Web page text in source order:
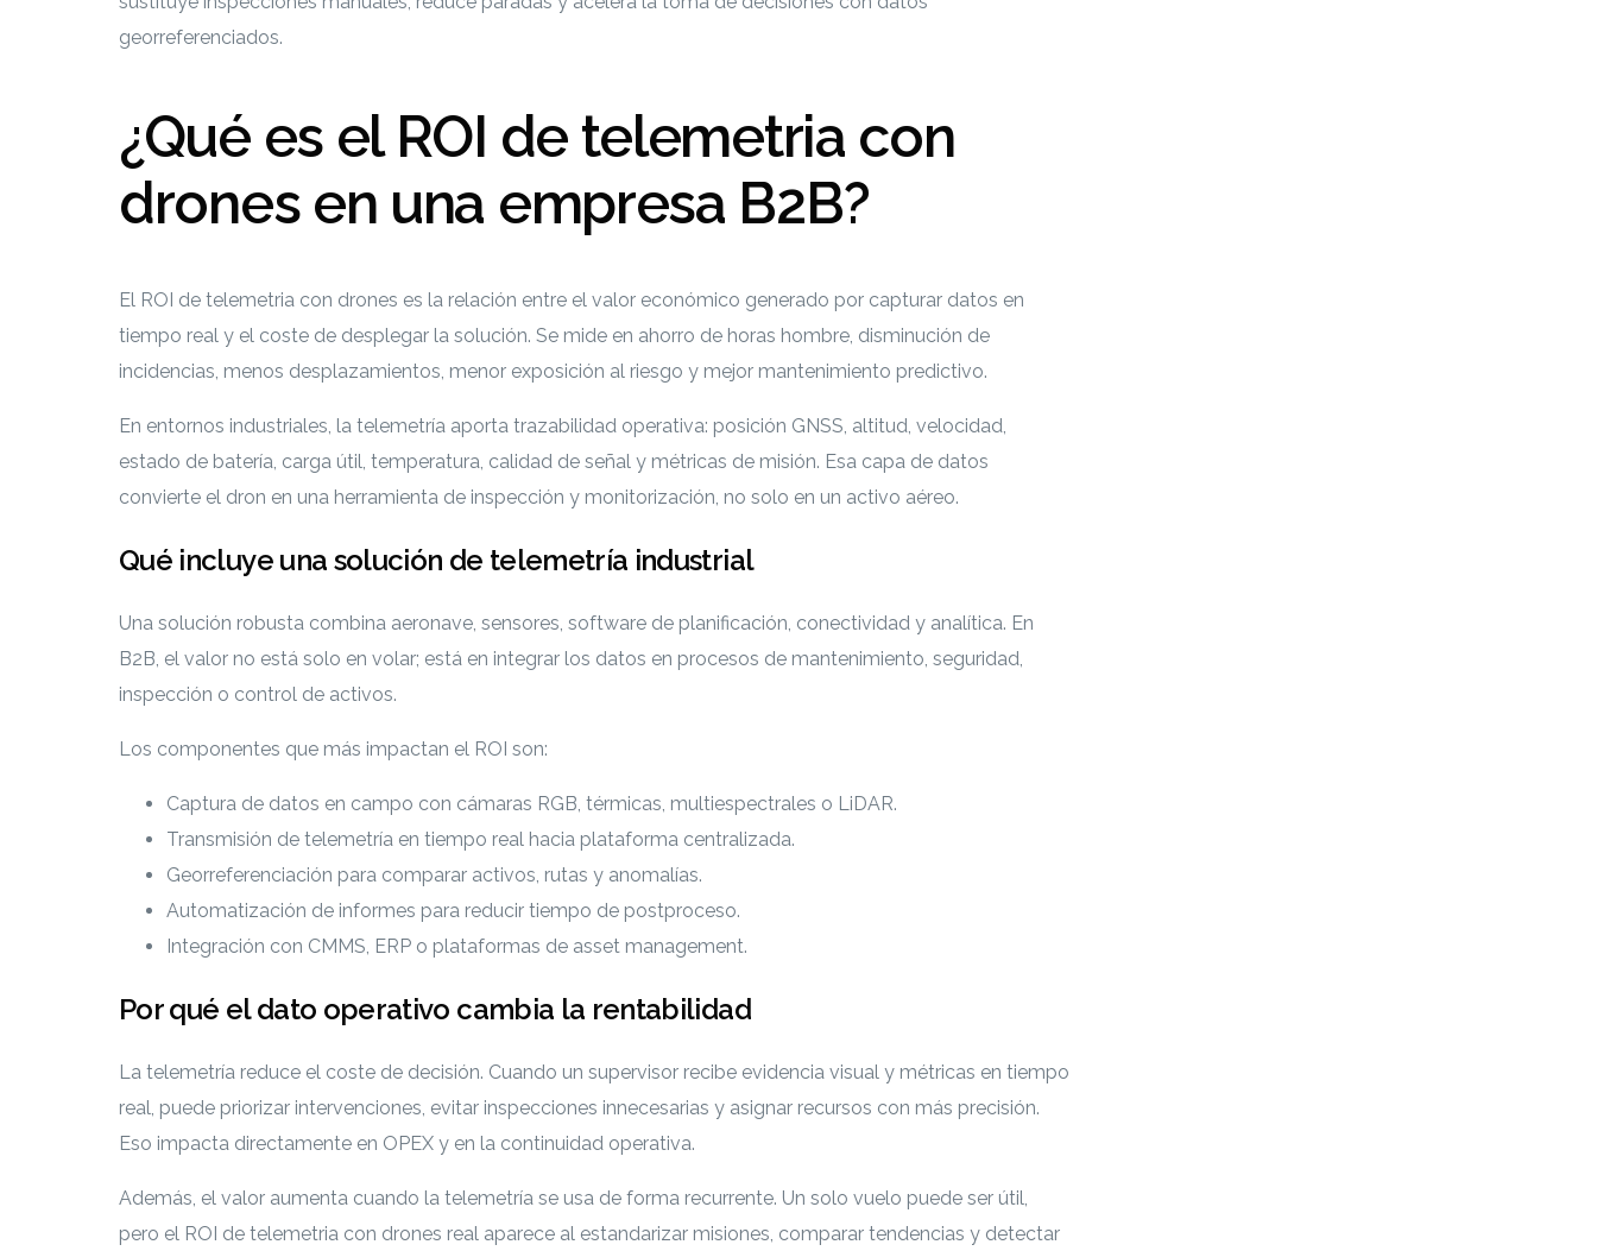
georreferenciados.
¿Qué es el ROI de telemetria con
drones en una empresa B2B?
El ROI de telemetria con drones es la relación entre el valor económico generado por capturar datos en
tiempo real y el coste de desplegar la solución. Se mide en ahorro de horas hombre, disminución de
incidencias, menos desplazamientos, menor exposición al riesgo y mejor mantenimiento predictivo.
En entornos industriales, la telemetría aporta trazabilidad operativa: posición GNSS, altitud, velocidad,
estado de batería, carga útil, temperatura, calidad de señal y métricas de misión. Esa capa de datos
convierte el dron en una herramienta de inspección y monitorización, no solo en un activo aéreo.
Qué incluye una solución de telemetría industrial
Una solución robusta combina aeronave, sensores, software de planificación, conectividad y analítica. En
B2B, el valor no está solo en volar; está en integrar los datos en procesos de mantenimiento, seguridad,
inspección o control de activos.
Los componentes que más impactan el ROI son:
Captura de datos en campo con cámaras RGB, térmicas, multiespectrales o LiDAR.
Transmisión de telemetría en tiempo real hacia plataforma centralizada.
Georreferenciación para comparar activos, rutas y anomalías.
Automatización de informes para reducir tiempo de postproceso.
Integración con CMMS, ERP o plataformas de asset management.
Por qué el dato operativo cambia la rentabilidad
La telemetría reduce el coste de decisión. Cuando un supervisor recibe evidencia visual y métricas en tiempo
real, puede priorizar intervenciones, evitar inspecciones innecesarias y asignar recursos con más precisión.
Eso impacta directamente en OPEX y en la continuidad operativa.
Además, el valor aumenta cuando la telemetría se usa de forma recurrente. Un solo vuelo puede ser útil,
pero el ROI de telemetria con drones real aparece al estandarizar misiones, comparar tendencias y detectar